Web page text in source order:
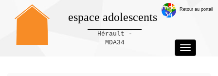
espace adolescents
Hérault -
MDA34
Toggle
navigation
Retour au portail